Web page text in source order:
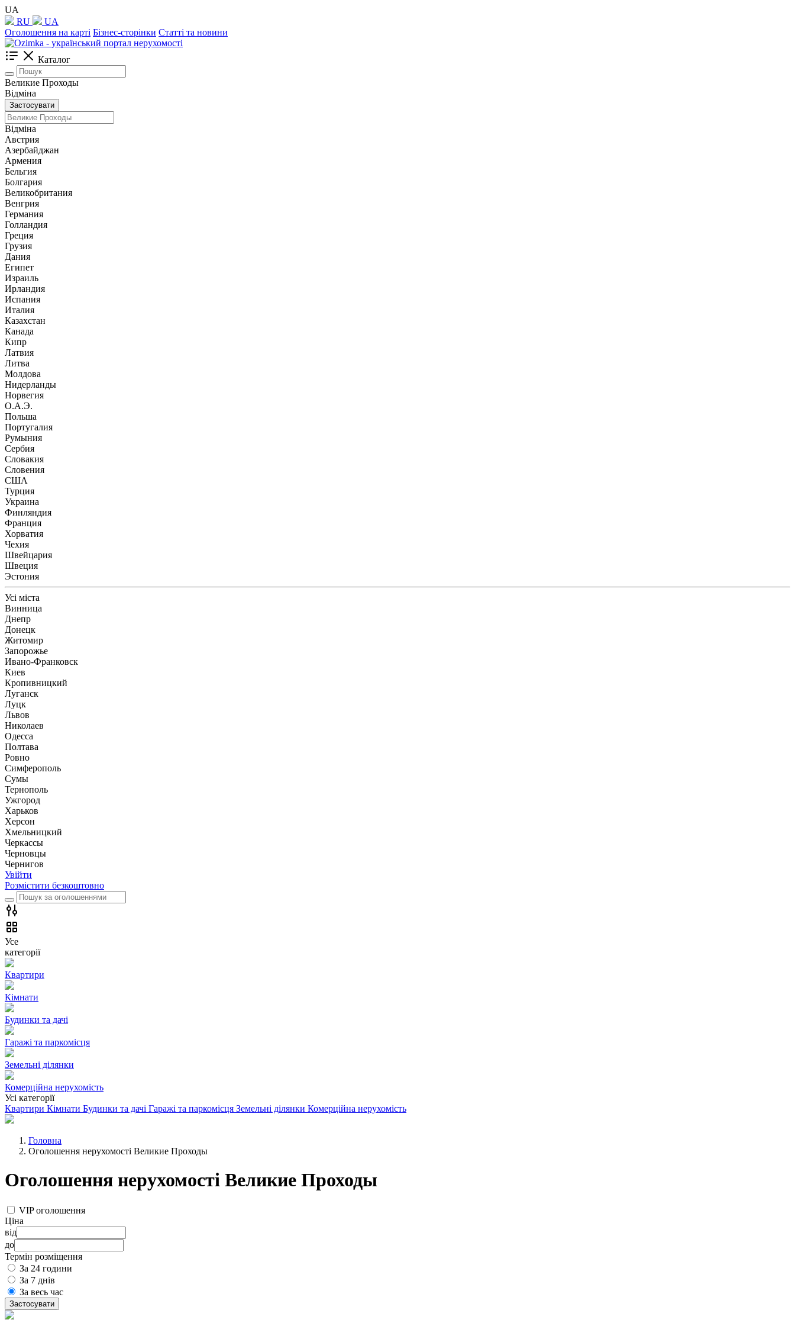
UA
RU
UA
Оголошення на карті Бізнес-сторінки Статті та новини
Каталог
Великие Проходы
Відміна
Застосувати
Відміна
Австрия
Азербайджан
Армения
Бельгия
Болгария
Великобритания
Венгрия
Германия
Голландия
Греция
Грузия
Дания
Египет
Израиль
Ирландия
Испания
Италия
Казахстан
Канада
Кипр
Латвия
Литва
Молдова
Нидерланды
Норвегия
О.А.Э.
Польша
Португалия
Румыния
Сербия
Словакия
Словения
США
Турция
Украина
Финляндия
Франция
Хорватия
Чехия
Швейцария
Швеция
Эстония
Усі міста
Винница
Днепр
Донецк
Житомир
Запорожье
Ивано-Франковск
Киев
Кропивницкий
Луганск
Луцк
Львов
Николаев
Одесса
Полтава
Ровно
Симферополь
Сумы
Тернополь
Ужгород
Харьков
Херсон
Хмельницкий
Черкассы
Чернoвцы
Чернигов
Увійти
Розмістити безкоштовно
Усе
категорії
Квартири
Кімнати
Будинки та дачі
Гаражі та паркомісця
Земельні ділянки
Комерційна нерухомість
Усі категорії
Квартири Кімнати Будинки та дачі Гаражі та паркомісця Земельні ділянки Комерційна нерухомість
Головна
Оголошення нерухомості Великие Проходы
Оголошення нерухомості Великие Проходы
VIP оголошення
Ціна
від
до
Термін розміщення
За 24 години
За 7 днів
За весь час
Застосувати